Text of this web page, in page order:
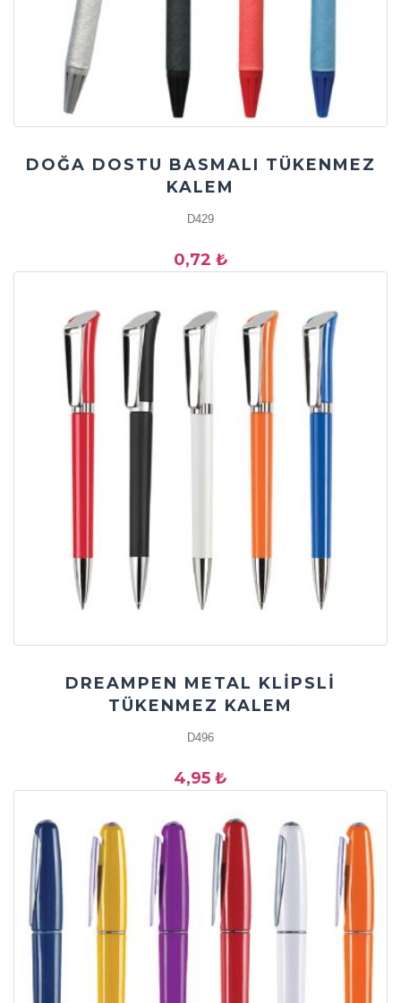
DOĞA DOSTU BASMALI TÜKENMEZ
KALEM
D429
0,72 ₺
DREAMPEN METAL KLİPSLİ
TÜKENMEZ KALEM
D496
4,95 ₺